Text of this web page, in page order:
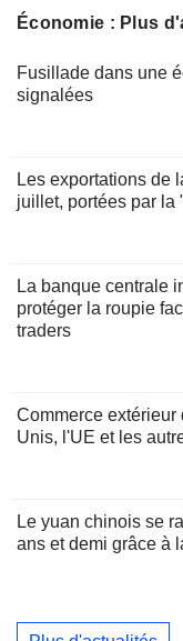
Économie : Plus
Fusillade dans une
signalées
Les exportations de
juillet, portées par la
La banque centrale
protéger la roupie
traders
Commerce
Unis, l'UE et les
Le yuan chinois se
ans et demi grâce à